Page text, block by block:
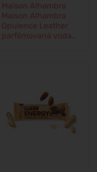
Maison Alhambra
Maison Alhambra
Opulence Leather
parfémovaná voda